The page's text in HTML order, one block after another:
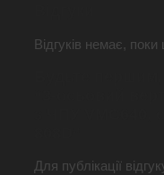
Відгуків немає,
Для публікації